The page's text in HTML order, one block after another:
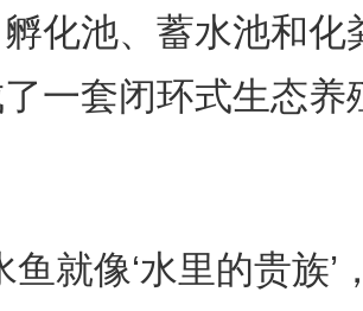
化池、蓄水池和化
一套闭环式生态养
就像‘水里的贵族’